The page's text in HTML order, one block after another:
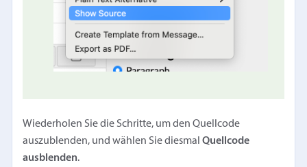
Wiederholen Sie die Schritte, um den Quellcode
auszublenden, und wählen Sie diesmalQuellcode
ausblenden.